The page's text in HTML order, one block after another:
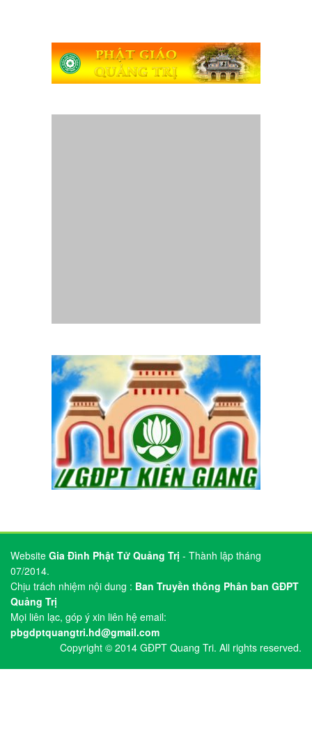
Chịu trách nhiệm nội dung :Ban Truyền thông Phân ban GĐPT
Mọi liên lạc, góp ý xin liên hệ email:
pbgdptquangtri.hd@gmail.com
Copyright © 2014 GĐPT Quang Tri. All rights reserved.